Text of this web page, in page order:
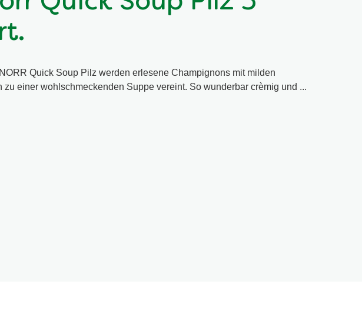
Quick Soup Pilz werden erlesene Champignons mit milden
zu einer wohlschmeckenden Suppe vereint. So wunderbar crèmig und ...